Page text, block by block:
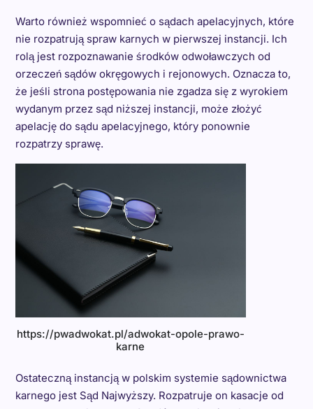
Warto również wspomnieć o sądach apelacyjnych, które
nie rozpatrują spraw karnych w pierwszej instancji. Ich
rolą jest rozpoznawanie środków odwoławczych od
orzeczeń sądów okręgowych i rejonowych. Oznacza to,
że jeśli strona postępowania nie zgadza się z wyrokiem
wydanym przez sąd niższej instancji, może złożyć
apelację do sądu apelacyjnego, który ponownie
rozpatrzy sprawę.
https://pwadwokat.pl/adwokat-opole-prawo-
karne
Ostateczną instancją w polskim systemie sądownictwa
karnego jest Sąd Najwyższy. Rozpatruje on kasacje od